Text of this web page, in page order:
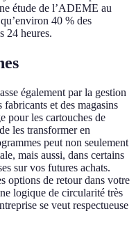
étude de l’ADEME au
40 % des
24 heures.
également par la gestion
et des magasins
pour les cartouches de
les transformer en
peut non seulement
mais aussi, dans certains
sur vos futures achats.
options de retour dans votre
logique de circularité très
se veut respectueuse